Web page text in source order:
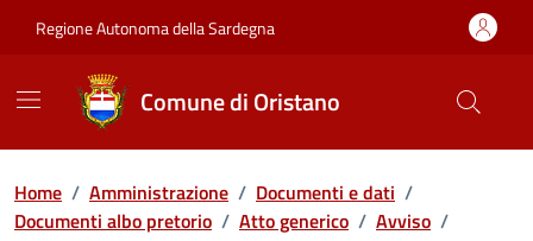
Regione Autonoma della Sardegna
Comune di Oristano
Home / Amministrazione / Documenti e dati /
Documenti albo pretorio / Atto generico / Avviso /